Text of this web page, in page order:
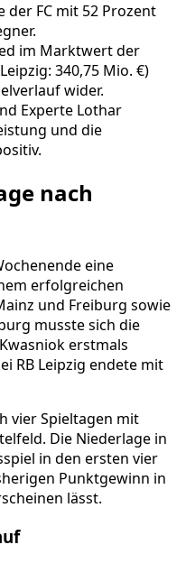
FC mit 52 Prozent
im Marktwert der
340,75 Mio. €)
wider.
Experte Lothar
und die
nach
eine
erfolgreichen
und Freiburg sowie
musste sich die
erstmals
RB Leipzig endete mit
vier Spieltagen mit
Die Niederlage in
in den ersten vier
Punktgewinn in
lässt.